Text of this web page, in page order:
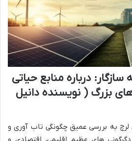
درباره منابع حیاتی
های بزرگ ( نویسنده دانیل
لرچ به بررسی عمیق چگونگی تاب آوری و